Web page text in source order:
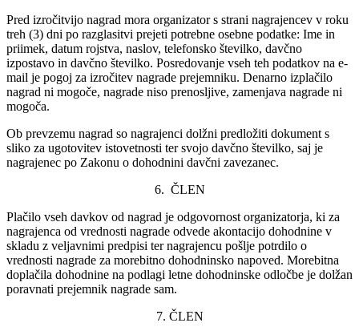
Pred izročitvijo nagrad mora organizator s strani nagrajencev v roku
treh (3) dni po razglasitvi prejeti potrebne osebne podatke: Ime in
priimek, datum rojstva, naslov, telefonsko številko, davčno
izpostavo in davčno številko. Posredovanje vseh teh podatkov na e-
mail je pogoj za izročitev nagrade prejemniku. Denarno izplačilo
nagrad ni mogoče, nagrade niso prenosljive, zamenjava nagrade ni
mogoča.
Ob prevzemu nagrad so nagrajenci dolžni predložiti dokument s
sliko za ugotovitev istovetnosti ter svojo davčno številko, saj je
nagrajenec po Zakonu o dohodnini davčni zavezanec.
6. ČLEN
Plačilo vseh davkov od nagrad je odgovornost organizatorja, ki za
nagrajenca od vrednosti nagrade odvede akontacijo dohodnine v
skladu z veljavnimi predpisi ter nagrajencu pošlje potrdilo o
vrednosti nagrade za morebitno dohodninsko napoved. Morebitna
doplačila dohodnine na podlagi letne dohodninske odločbe je dolžan
poravnati prejemnik nagrade sam.
7. ČLEN